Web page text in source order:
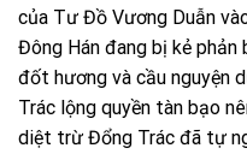
của Tư Đồ Vương Duẫn
Đông Hán đang bị kẻ
đốt hương và cầu nguyện
Trác lộng quyền tàn bạo
diệt trừ Đổng Trác đã tự